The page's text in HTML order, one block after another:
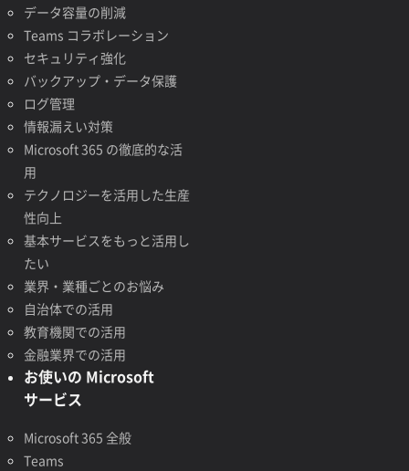
データ容量の削減
Teams コラボレーション
セキュリティ強化
バックアップ・データ保護
ログ管理
情報漏えい対策
Microsoft 365 の徹底的な活
用
テクノロジーを活用した生産
性向上
基本サービスをもっと活用し
たい
業界・業種ごとのお悩み
自治体での活用
教育機関での活用
金融業界での活用
お使いの Microsoft
サービス
Microsoft 365 全般
Teams